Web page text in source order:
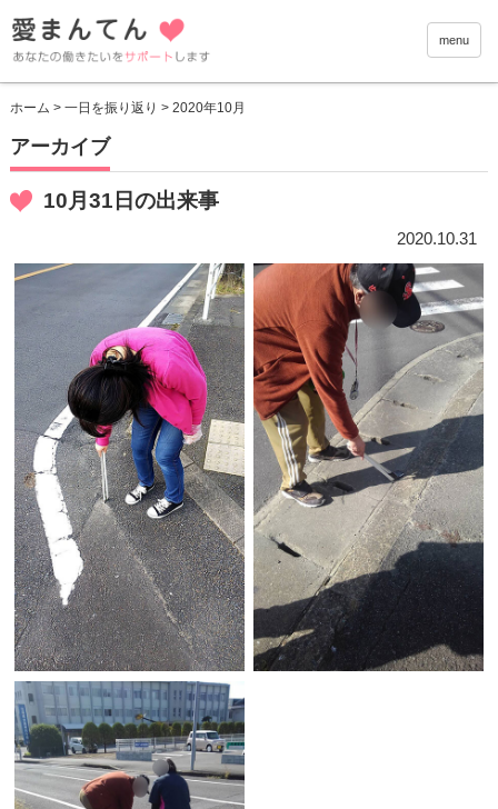
愛まん
menu
ホーム > 一日を振り返り > 2020年10月
アーカイブ
10月31日の出来事
2020.10.31